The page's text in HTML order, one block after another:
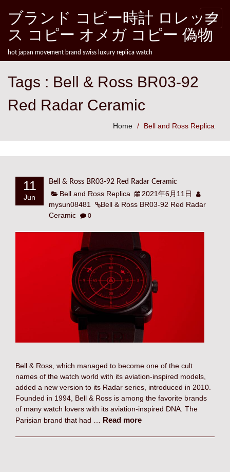
Toggle
ブランド コピー時計 ロレック
ス コピー オメガ コピー 偽物
hot japan movement brand swiss luxury replica watch
Tags : Bell & Ross BR03-92
Red Radar Ceramic
Home Bell and Ross Replica
11
Jun
Bell & Ross BR03-92 Red Radar Ceramic
Bell and Ross Replica
2021年6月11日
mysun08481
Bell & Ross BR03-92 Red Radar
Ceramic
0
Bell & Ross, which managed to become one of the cult
names of the watch world with its aviation-inspired models,
added a new version to its Radar series, introduced in 2010.
Founded in 1994, Bell & Ross is among the favorite brands
of many watch lovers with its aviation-inspired DNA. The
Parisian brand that had … Read more